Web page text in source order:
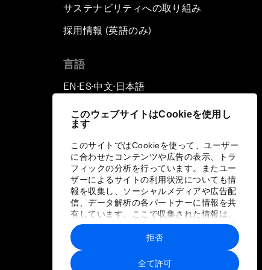
このウェブサイトはCookieを使用し
ます
このサイトではCookieを使って、ユーザー
に合わせたコンテンツや広告の表示、トラ
フィックの分析を行っています。またユー
ザーによるサイトの利用状況についても情
報を収集し、ソーシャルメディアや広告配
信、データ解析の各パートナーに情報を共
有しています。ここで収集された情報は、
ユーザーが各パートナーに提供した他の情
報や各パートナーのサービスを使用した際
に収集された情報と組み合わされ、各パー
トナーによって使用されることがありま
全て許可
拒否
サステナビリティへの取り組み
採用情報 (英語のみ)
言語
EN ▪ ES▪中文▪ 日本語